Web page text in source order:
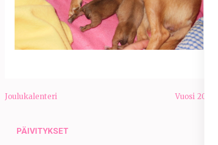
Artikkelien
Joulukalenteri Vuosi 2014
PÄIVITYKSET